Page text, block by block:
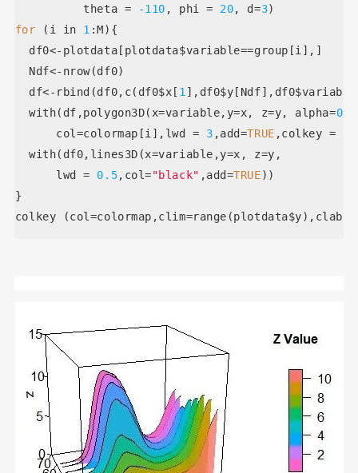
theta =
-110 , phi = 20, d=3)
for (i in 1 :M){
df0<-plotdata[plotdata$variable==group[i],]
Ndf<-nrow(df0)
df<-rbind(df0,c(df0$x[ 1
with(df,polygon3D(x=variable,y=x, z=y, alpha=0.6
col=colormap[i],lwd = 3 ,add=TRUE ,colkey =
with(df0,lines3D(x=variable,y=x, z=y,
lwd = 0.5,col="black" ,add=TRUE))
}
colkey (col=colormap,clim=range(plotdata$y),clab